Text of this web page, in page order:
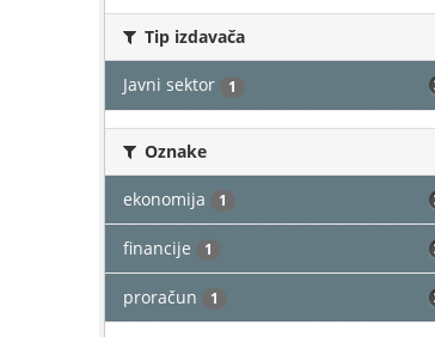
Tip izdavača
Javni sektor 1
Oznake
ekonomija 1
financije 1
proračun 1